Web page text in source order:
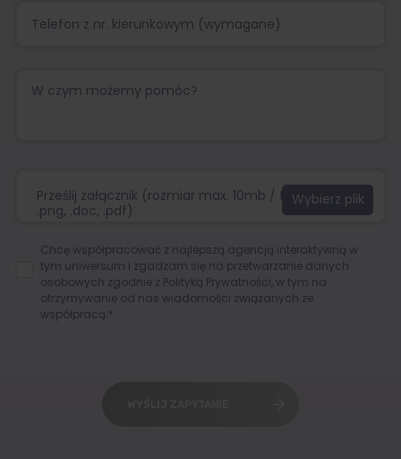
Prześlij załącznik (rozmiar max. 10mb / format:.jpg,
.png, .doc, .pdf)
Chcę współpracować z najlepszą agencją interaktywną w
tym uniwersum i zgadzam się na przetwarzanie danych
osobowych zgodnie z Polityką Prywatności , w tym na
otrzymywanie od nas wiadomości związanych ze
współpracą.*